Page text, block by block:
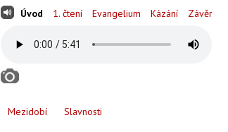
Úvod 1. čtení Evangelium Kázání Závěr
Mezidobí Slavnosti